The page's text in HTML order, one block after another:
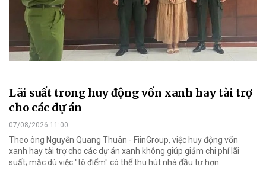
Lãi suất trong huy động vốn xanh hay tài trợ
cho các dự án
07/08/2026 11:00
Theo ông Nguyễn Quang Thuân - FiinGroup, việc huy động vốn
xanh hay tài trợ cho các dự án xanh không giúp giảm chi phí lãi
suất; mặc dù việc "tô điểm" có thể thu hút nhà đầu tư hơn.